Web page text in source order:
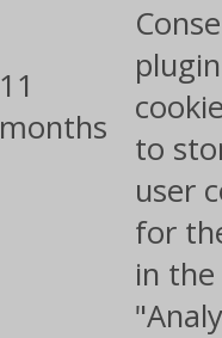
11
months
to
user
for
in